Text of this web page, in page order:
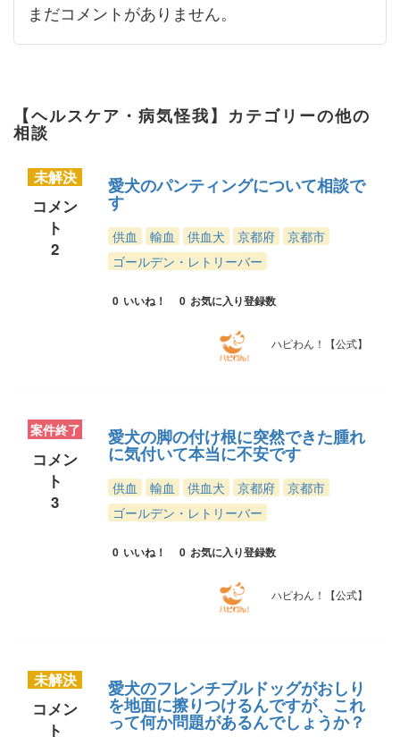
まだコメントがありません。
【ヘルスケア・病気怪我】カテゴリーの他の
相談
未解決
コメン
ト
2
愛犬のパンティングについて相談で
す
供血 輸血 供血犬 京都府
京都市
ゴールデン・レトリーバー
0 いいね！ 0 お気に入り登録数
ハピわん！【公式】
案件終了
コメン
ト
3
愛犬の脚の付け根に突然できた腫れ
に気付いて本当に不安です
供血 輸血 供血犬 京都府
京都市
ゴールデン・レトリーバー
0 いいね！ 0 お気に入り登録数
ハピわん！【公式】
未解決
コメン
ト
愛犬のフレンチブルドッグがおしり
を地面に擦りつけるんですが、これ
って何か問題があるんでしょうか？